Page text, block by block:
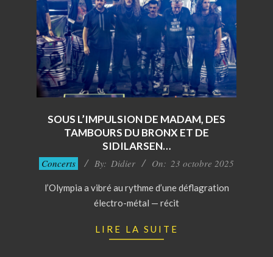
SOUS L’IMPULSION DE MADAM, DES
TAMBOURS DU BRONX ET DE
SIDILARSEN…
2025-
23
Concerts By: Didier On: 23 octobre 2025
l’Olympia a vibré au rythme d’une déflagration
électro-métal — récit
LIRE LA SUITE